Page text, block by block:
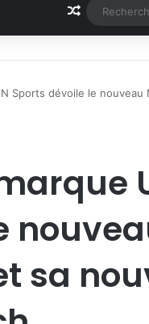
Article
Sports dévoile le
sa